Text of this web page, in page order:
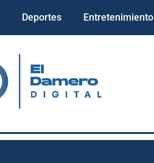
Deportes Entretenimiento